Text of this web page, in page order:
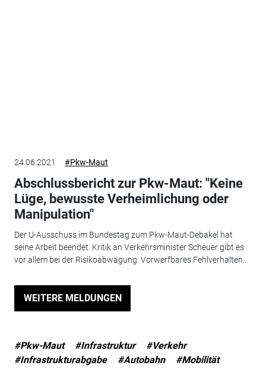
24.06.2021 #Pkw-Maut
Abschlussbericht zur Pkw-Maut: "Keine
Lüge, bewusste Verheimlichung oder
Manipulation"
Der U-Ausschuss im Bundestag zum Pkw-Maut-Debakel hat
seine Arbeit beendet. Kritik an Verkehrsminister Scheuer gibt es
vor allem bei der Risikoabwägung. Vorwerfbares Fehlverhalten...
WEITERE MELDUNGEN
#Pkw-Maut #Infrastruktur
#Verkehr
#Infrastrukturabgabe
#Autobahn #Mobilität